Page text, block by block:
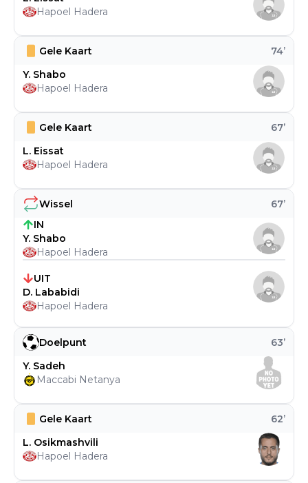
Gele Kaart 62’
L. Osikmashvili
Hapoel Hadera
Doelpunt 63’
Y. Sadeh
Maccabi Netanya
Wissel 67’
IN
Y. Shabo
Hapoel Hadera
UIT
D. Lababidi
Hapoel Hadera
Gele Kaart 67’
L. Eissat
Hapoel Hadera
Gele Kaart 74’
Y. Shabo
Hapoel Hadera
Hapoel Hadera